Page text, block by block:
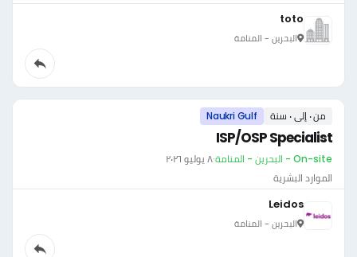
toto
البحرين - المنامة
من ٠ إلى ٠ سنة Naukri Gulf
ISP/OSP Specialist
On-site - البحرين - المنامة ·٨ يوليو ٢٠٢٦
الموارد البشرية
Leidos
البحرين - المنامة